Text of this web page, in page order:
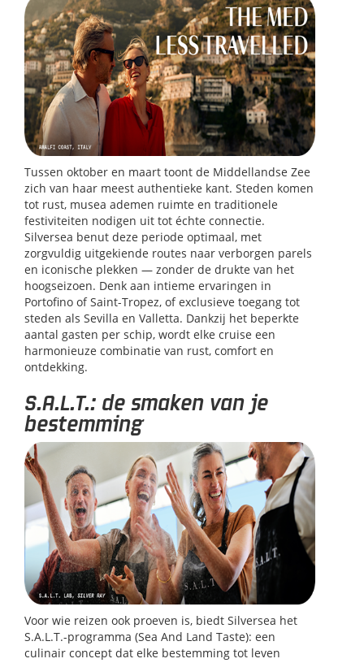
Tussen oktober en maart toont de Middellandse Zee
zich van haar meest authentieke kant. Steden komen
tot rust, musea ademen ruimte en traditionele
festiviteiten nodigen uit tot échte connectie.
Silversea benut deze periode optimaal, met
zorgvuldig uitgekiende routes naar verborgen parels
en iconische plekken — zonder de drukte van het
hoogseizoen. Denk aan intieme ervaringen in
Portofino of Saint-Tropez, of exclusieve toegang tot
steden als Sevilla en Valletta. Dankzij het beperkte
aantal gasten per schip, wordt elke cruise een
harmonieuze combinatie van rust, comfort en
ontdekking.
S.A.L.T.: de smaken van je
bestemming
Voor wie reizen ook proeven is, biedt Silversea het
S.A.L.T.-programma (Sea And Land Taste): een
culinair concept dat elke bestemming tot leven